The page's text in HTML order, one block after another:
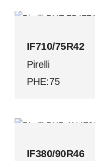
IF710/75R42
Pirelli
PHE:75
IF380/90R46